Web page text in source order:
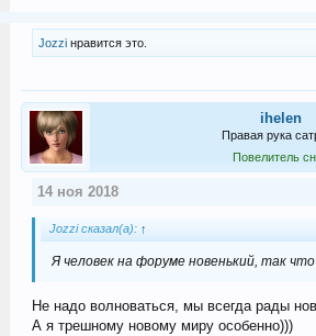
Jozziнравится это.
ihelen
Правая рука
Повелитель
14 ноя 2018
Jozzi сказал(а): ↑
Я человек на форуме новенький, так что
Не надо волноваться, мы всегда рады
А я трешному новому миру особенно)))